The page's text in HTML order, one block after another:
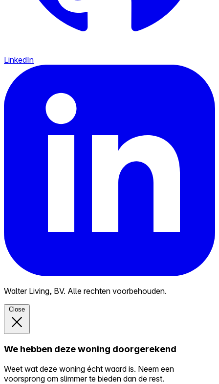
LinkedIn
Walter Living, BV. Alle rechten voorbehouden.
Close
We hebben deze woning doorgerekend
Weet wat deze woning écht waard is. Neem een
voorsprong om slimmer te bieden dan de rest.